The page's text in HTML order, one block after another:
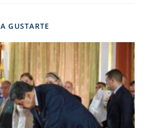
GUSTARTE